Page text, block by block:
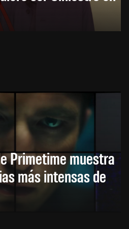
Primetime muestra
más intensas de